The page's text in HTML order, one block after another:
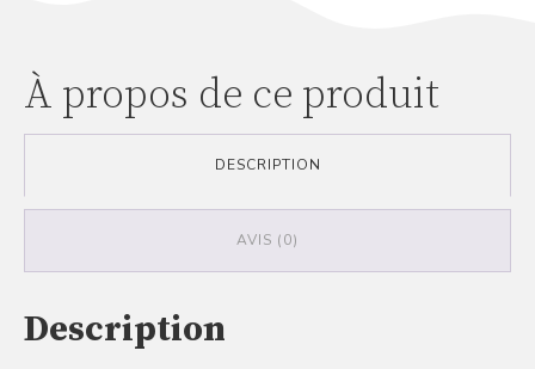
À propos de ce produit
DESCRIPTION
AVIS (0)
Description